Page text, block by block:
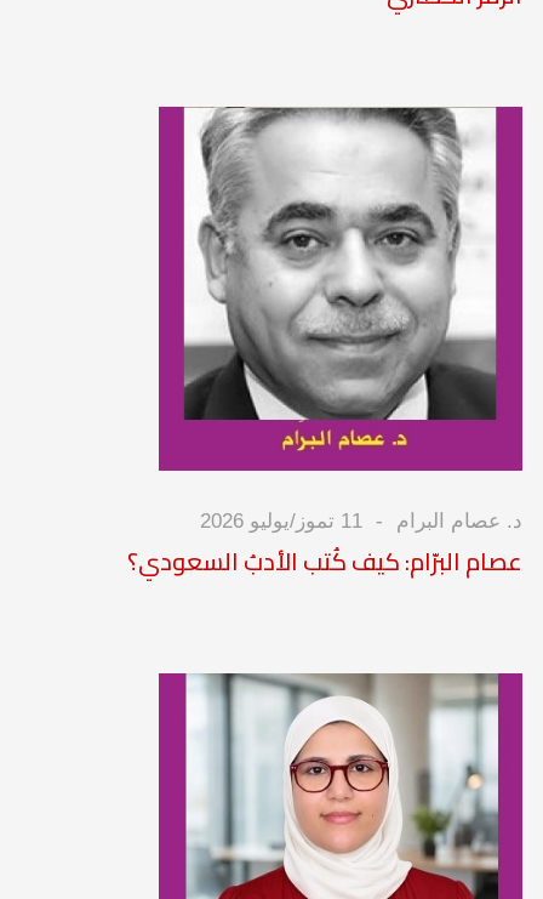
د. عصام البرام 11 تموز/يوليو 2026
عصام البرّام: كيف كُتب الأدبُ السعودي؟